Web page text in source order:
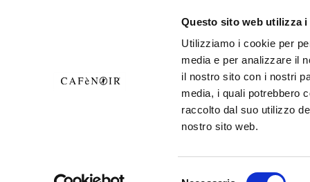
Questo sito web utilizza i
Utilizziamo i cookie per
media e per analizzare il
il nostro sito con i nostri
media, i quali potrebbero
raccolto dal suo utilizzo
nostro sito web.
Transporte
Devoluciones y retiros
Condiciones generales de
venta
Ejercer el derecho de
desistimiento